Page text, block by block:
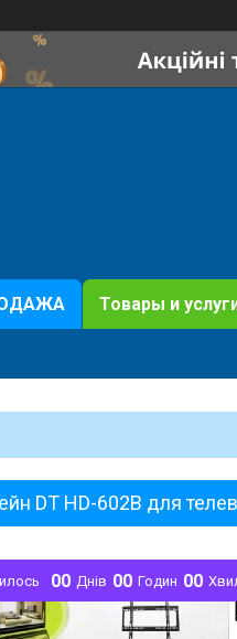
Товары и
DT HD-602B для
00 Днів 00 Годин 00